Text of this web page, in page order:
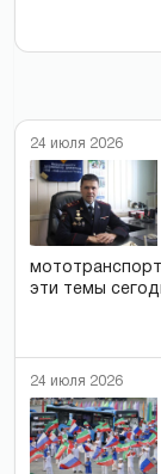
24 июля 2026
эти темы
24 июля 2026